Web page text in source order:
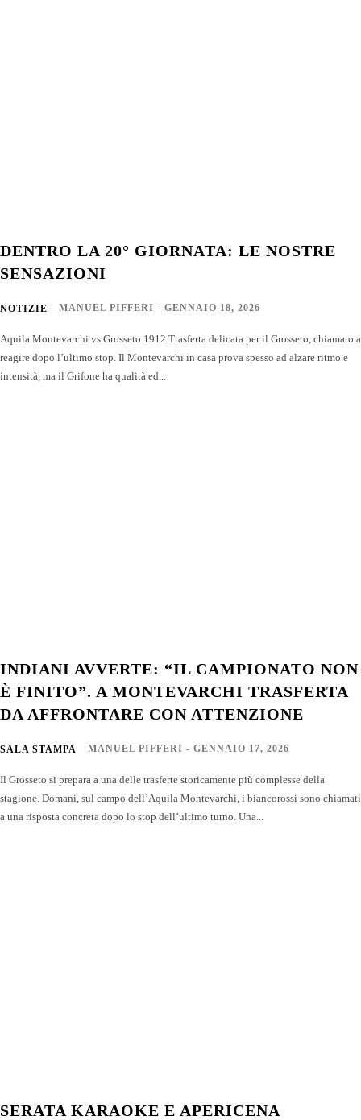
DENTRO LA 20° GIORNATA: LE NOSTRE
SENSAZIONI
NOTIZIE MANUEL PIFFERI - GENNAIO 18, 2026
Aquila Montevarchi vs Grosseto 1912 Trasferta delicata per il Grosseto, chiamato a
reagire dopo l’ultimo stop. Il Montevarchi in casa prova spesso ad alzare ritmo e
intensità, ma il Grifone ha qualità ed...
INDIANI AVVERTE: “IL CAMPIONATO NON
È FINITO”. A MONTEVARCHI TRASFERTA
DA AFFRONTARE CON ATTENZIONE
SALA STAMPA MANUEL PIFFERI - GENNAIO 17, 2026
Il Grosseto si prepara a una delle trasferte storicamente più complesse della
stagione. Domani, sul campo dell’Aquila Montevarchi, i biancorossi sono chiamati
a una risposta concreta dopo lo stop dell’ultimo turno. Una...
SERATA KARAOKE E APERICENA